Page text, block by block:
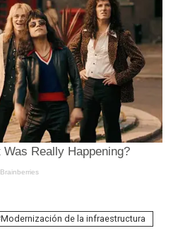
Modernización de la infraestructura